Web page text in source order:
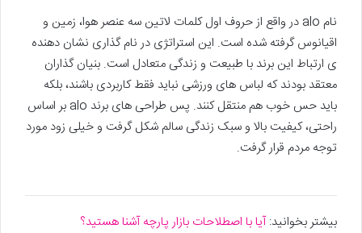
نام alo در واقع از حروف اول کلمات لاتین سه عنصر هوا، زمین و
اقیانوس گرفته شده است. این استراتژی در نام گذاری نشان دهنده
ی ارتباط این برند با طبیعت و زندگی متعادل است. بنیان گذاران
معتقد بودند که لباس های ورزشی نباید فقط کاربردی باشند، بلکه
باید حس خوب هم منتقل کنند. پس طراحی های برند alo بر اساس
راحتی، کیفیت بالا و سبک زندگی سالم شکل گرفت و خیلی زود مورد
توجه مردم قرار گرفت.
بیشتر بخوانید:آیا با اصطلاحات بازار پارچه آشنا هستید؟